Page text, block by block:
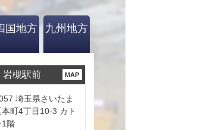
国地方 九州地方
岩槻駅前 MAP
埼玉県さいたま
町4丁目10-3 カト
1階